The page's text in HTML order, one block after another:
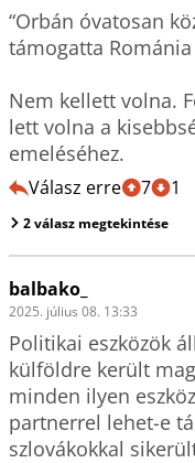
“Orbán óvatosan
támogatta
Nem kellett volna.
lett volna a
emeléséhez.
Válasz erre 7 1
2 válasz megtekintése
balbako_
2025. július 08. 13:33
Politikai eszközök
külföldre került
minden ilyen
partnerrel lehet-e
szlovákokkal